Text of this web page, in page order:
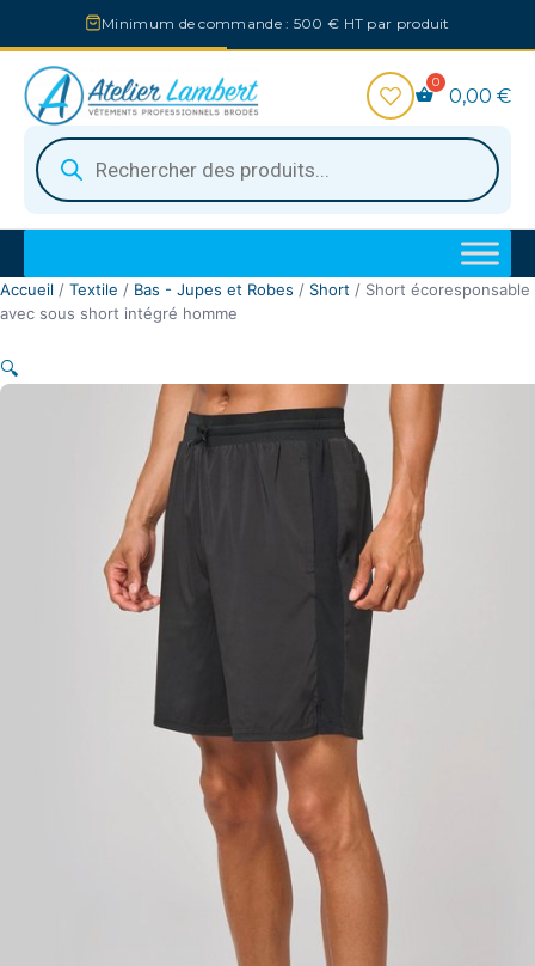
au
contenu
Minimum de commande : 500 € HT par produit
Recherche
de
produits
0,00 €
Accueil / Textile / Bas - Jupes et Robes / Short / Short écoresponsable
avec sous short intégré homme
🔍